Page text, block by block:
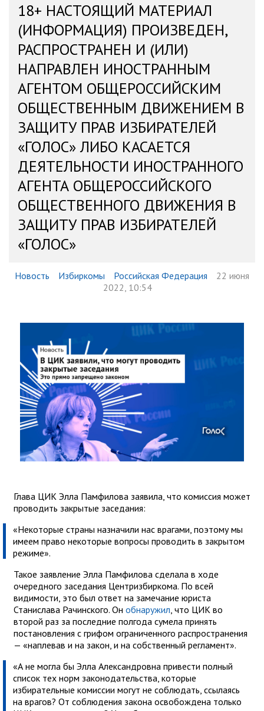
18+ НАСТОЯЩИЙ МАТЕРИАЛ
(ИНФОРМАЦИЯ) ПРОИЗВЕДЕН,
РАСПРОСТРАНЕН И (ИЛИ)
НАПРАВЛЕН ИНОСТРАННЫМ
АГЕНТОМ ОБЩЕРОССИЙСКИМ
ОБЩЕСТВЕННЫМ ДВИЖЕНИЕМ В
ЗАЩИТУ ПРАВ ИЗБИРАТЕЛЕЙ
«ГОЛОС» ЛИБО КАСАЕТСЯ
ДЕЯТЕЛЬНОСТИ ИНОСТРАННОГО
АГЕНТА ОБЩЕРОССИЙСКОГО
ОБЩЕСТВЕННОГО ДВИЖЕНИЯ В
ЗАЩИТУ ПРАВ ИЗБИРАТЕЛЕЙ
«ГОЛОС»
Новость Избиркомы Российская Федерация
22 июня
2022, 10:54
Глава ЦИК Элла Памфилова заявила, что комиссия может
проводить закрытые заседания:
«Некоторые страны назначили нас врагами, поэтому мы
имеем право некоторые вопросы проводить в закрытом
режиме».
Такое заявление Элла Памфилова сделала в ходе
очередного заседания Центризбиркома. По всей
видимости, это был ответ на замечание юриста
Станислава Рачинского. Он обнаружил, что ЦИК во
второй раз за последние полгода сумела принять
постановления с грифом ограниченного распространения
— «наплевав и на закон, и на собственный регламент».
«А не могла бы Элла Александровна привести полный
список тех норм законодательства, которые
избирательные комиссии могут не соблюдать, ссылаясь
на врагов? От соблюдения закона освобождена только